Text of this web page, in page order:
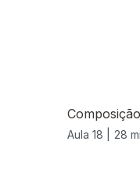
Aula 18 | 28